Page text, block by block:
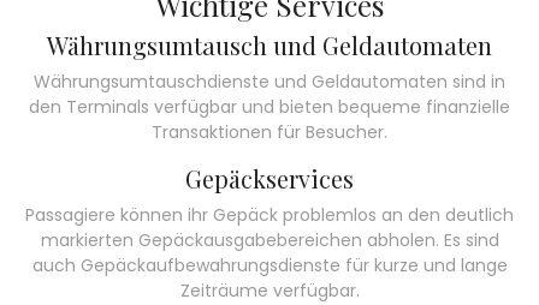
Währungsumtausch und Geldautomaten
Währungsumtauschdienste und Geldautomaten sind in
den Terminals verfügbar und bieten bequeme finanzielle
Transaktionen für Besucher.
Gepäckservices
Passagiere können ihr Gepäck problemlos an den deutlich
markierten Gepäckausgabebereichen abholen. Es sind
auch Gepäckaufbewahrungsdienste für kurze und lange
Zeiträume verfügbar.